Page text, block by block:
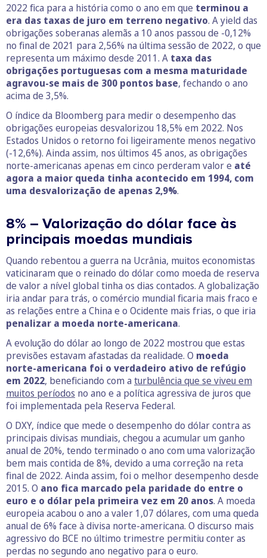
2022 fica para a história como o ano em que terminou a
era das taxas de juro em terreno negativo. A yield das
obrigações soberanas alemãs a 10 anos passou de -0,12%
no final de 2021 para 2,56% na última sessão de 2022, o que
representa um máximo desde 2011. A taxa das
obrigações portuguesas com a mesma maturidade
agravou-se mais de 300 pontos base, fechando o ano
acima de 3,5%.
O índice da Bloomberg para medir o desempenho das
obrigações europeias desvalorizou 18,5% em 2022. Nos
Estados Unidos o retorno foi ligeiramente menos negativo
(-12,6%). Ainda assim, nos últimos 45 anos, as obrigações
norte-americanas apenas em cinco perderam valor e até
agora a maior queda tinha acontecido em 1994, com
uma desvalorização de apenas 2,9%.
8% – Valorização do dólar face às
principais moedas mundiais
Quando rebentou a guerra na Ucrânia, muitos economistas
vaticinaram que o reinado do dólar como moeda de reserva
de valor a nível global tinha os dias contados. A globalização
iria andar para trás, o comércio mundial ficaria mais fraco e
as relações entre a China e o Ocidente mais frias, o que iria
penalizar a moeda norte-americana.
A evolução do dólar ao longo de 2022 mostrou que estas
previsões estavam afastadas da realidade. O moeda
norte-americana foi o verdadeiro ativo de refúgio
em 2022, beneficiando com a turbulência que se viveu em
muitos períodos no ano e a política agressiva de juros que
foi implementada pela Reserva Federal.
O DXY, índice que mede o desempenho do dólar contra as
principais divisas mundiais, chegou a acumular um ganho
anual de 20%, tendo terminado o ano com uma valorização
bem mais contida de 8%, devido a uma correção na reta
final de 2022. Ainda assim, foi o melhor desempenho desde
2015. O ano fica marcado pela paridade do entre o
euro e o dólar pela primeira vez em 20 anos. A moeda
europeia acabou o ano a valer 1,07 dólares, com uma queda
anual de 6% face à divisa norte-americana. O discurso mais
agressivo do BCE no último trimestre permitiu conter as
perdas no segundo ano negativo para o euro.